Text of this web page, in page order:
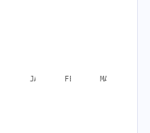
JANV. FÉVR. MARS